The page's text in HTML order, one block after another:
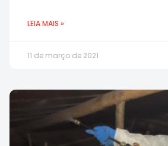
LEIA MAIS »
11 de março de 2021